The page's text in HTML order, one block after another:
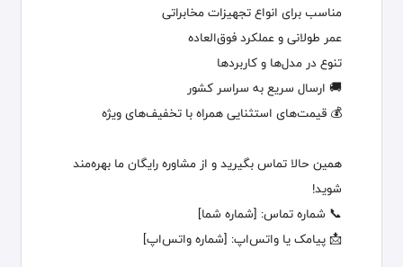
مناسب برای انواع تجهیزات مخابراتی
عمر طولانی و عملکرد فوق‌العاده
تنوع در مدل‌ها و کاربردها
🚚 ارسال سریع به سراسر کشور
💰 قیمت‌های استثنایی همراه با تخفیف‌های ویژه
همین حالا تماس بگیرید و از مشاوره رایگان ما بهره‌مند
شوید!
📞 شماره تماس: [شماره شما]
📩 پیامک یا واتس‌اپ: [شماره واتس‌اپ]